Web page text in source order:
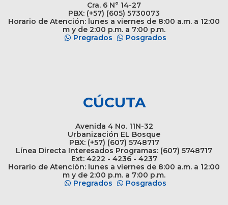
Cra. 6 N° 14-27
PBX: (+57) (605) 5730073
Horario de Atención: lunes a viernes de 8:00 a.m. a 12:00
m y de 2:00 p.m. a 7:00 p.m.
Pregrados
Posgrados
CÚCUTA
Avenida 4 No. 11N-32
Urbanización EL Bosque
PBX: (+57) (607) 5748717
Línea Directa Interesados Programas: (607) 5748717
Ext: 4222 - 4236 - 4237
Horario de Atención: lunes a viernes de 8:00 a.m. a 12:00
m y de 2:00 p.m. a 7:00 p.m.
Pregrados
Posgrados